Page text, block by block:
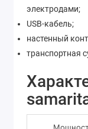
электродами;
USB-кабель;
настенный
транспортная